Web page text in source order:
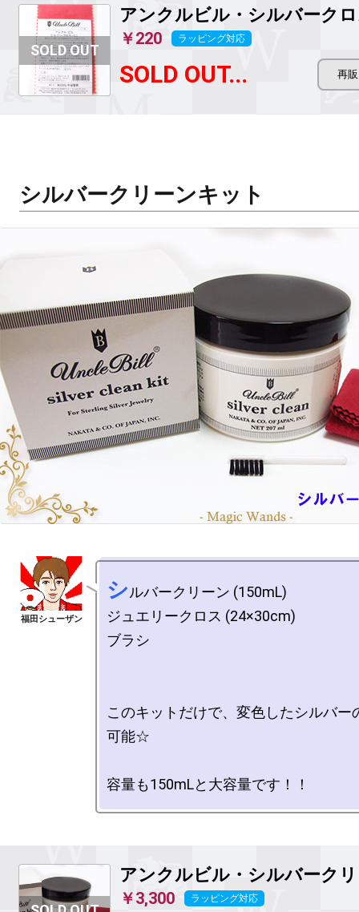
アンクルビル・シルバーク
￥220 ラッピング対応
SOLD OUT...
シルバークリーンキット
シルバークリーン (150mL)
ジュエリークロス (24×30cm)
ブラシ
このキットだけで、変色したシルバー
可能☆
アンクルビル・シルバーク
￥3,300 ラッピング対応